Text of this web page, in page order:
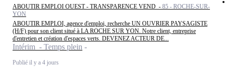
ABOUTIR EMPLOI OUEST - TRANSPARENCE VEND - 85 - ROCHE-SUR-
YON
ABOUTIR EMPLOI, agence d'emploi, recherche UN OUVRIER PAYSAGISTE
(H/F) pour son client situé à LA ROCHE SUR YON. Notre client, entreprise
d'entretien et création d'espaces verts. DEVENEZ ACTEUR DE...
Intérim - Temps plein
Publié il y a 4 jours